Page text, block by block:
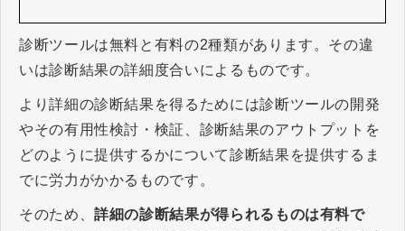
診断ツールは無料と有料の2種類があります。その違
いは診断結果の詳細度合いによるものです。
より詳細の診断結果を得るためには診断ツールの開発
やその有用性検討・検証、診断結果のアウトプットを
どのように提供するかについて診断結果を提供するま
でに労力がかかるものです。
そのため、詳細の診断結果が得られるものは有料で